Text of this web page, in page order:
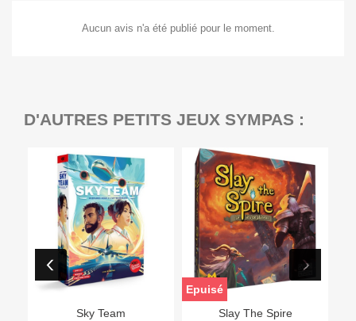
Aucun avis n'a été publié pour le moment.
D'AUTRES PETITS JEUX SYMPAS :
Sky Team Slay The Spire
Epuisé